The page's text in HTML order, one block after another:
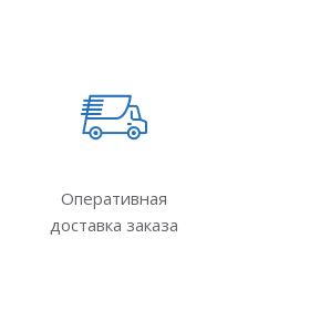
Оперативная
доставка заказа